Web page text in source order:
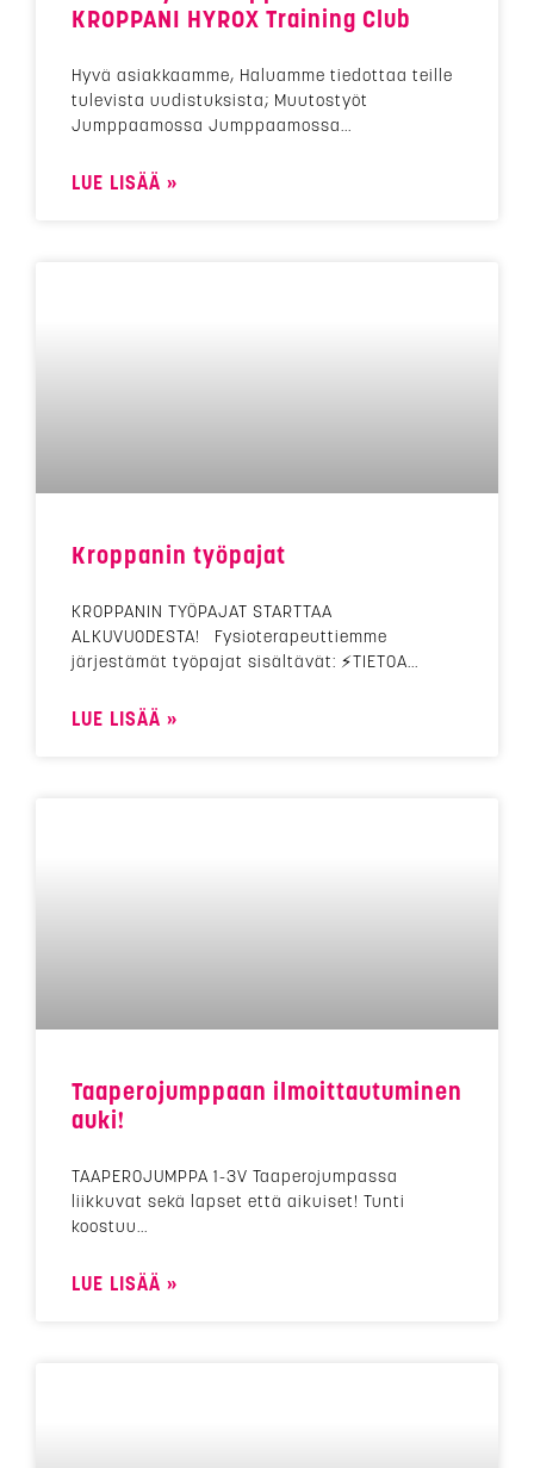
KROPPANI HYROX Training Club
Hyvä asiakkaamme, Haluamme tiedottaa teille
tulevista uudistuksista; Muutostyöt
Jumppaamossa Jumppaamossa
LUE LISÄÄ »
Kroppanin työpajat
KROPPANIN TYÖPAJAT STARTTAA
ALKUVUODESTA! Fysioterapeuttiemme
järjestämät työpajat sisältävät: ⚡TIETOA
LUE LISÄÄ »
Taaperojumppaan ilmoittautuminen
auki!
TAAPEROJUMPPA 1-3V Taaperojumpassa
liikkuvat sekä lapset että aikuiset! Tunti
koostuu
LUE LISÄÄ »